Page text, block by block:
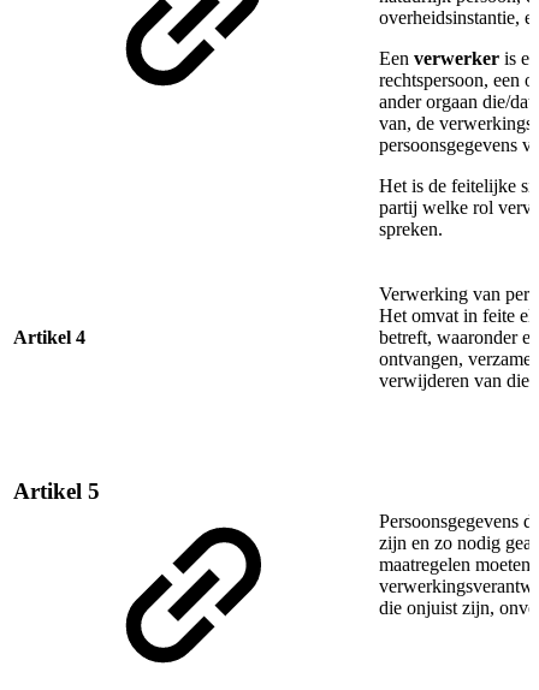
overheidsinstantie,
Een verwerker is
rechtspersoon, een
ander orgaan die/
van, de
persoonsgegevens
Het is de feitelijke
partij welke rol
spreken.
Artikel 4
Verwerking van
Het omvat in feite
betreft, waaronder
ontvangen,
verwijderen van die
Artikel 5
Persoonsgegevens
zijn en zo nodig
maatregelen
die onjuist zijn,